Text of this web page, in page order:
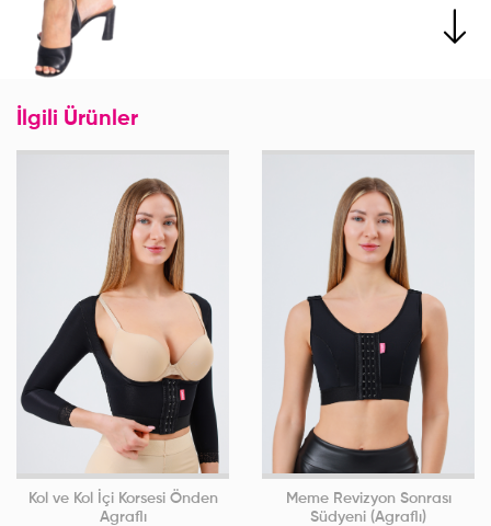
İlgili Ürünler
Kol ve Kol İçi Korsesi Önden
Agraflı
Meme Revizyon Sonrası
Südyeni (Agraflı)